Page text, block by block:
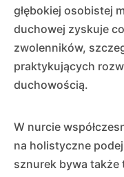
głębokiej osobistej
duchowej zyskuje
zwolenników,
praktykujących
duchowością.
W nurcie
na holistyczne
sznurek bywa